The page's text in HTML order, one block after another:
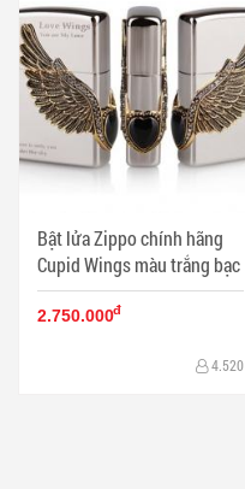
Bật lửa Zippo chính hãng
Cupid Wings màu trắng bạc
2.750.000đ
4.520